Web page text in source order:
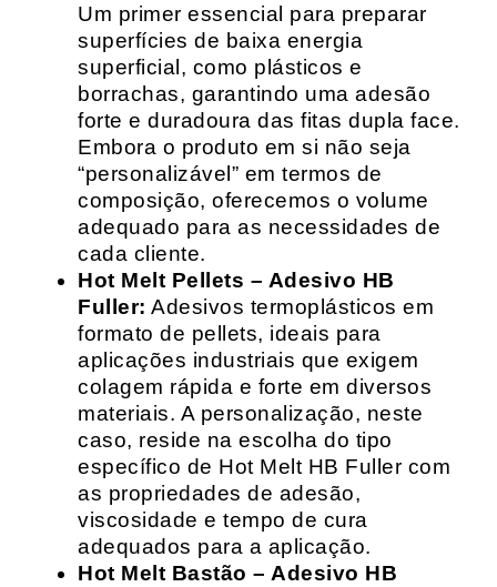
Um primer essencial para preparar
superfícies de baixa energia
superficial, como plásticos e
borrachas, garantindo uma adesão
forte e duradoura das fitas dupla face.
Embora o produto em si não seja
“personalizável” em termos de
composição, oferecemos o volume
adequado para as necessidades de
cada cliente.
Hot Melt Pellets – Adesivo HB
Fuller: Adesivos termoplásticos em
formato de pellets, ideais para
aplicações industriais que exigem
colagem rápida e forte em diversos
materiais. A personalização, neste
caso, reside na escolha do tipo
específico de Hot Melt HB Fuller com
as propriedades de adesão,
viscosidade e tempo de cura
adequados para a aplicação.
Hot Melt Bastão – Adesivo HB